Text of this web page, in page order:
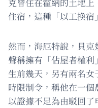
住宿，這種「以工換宿
然而，海厄特說，貝
聲稱擁有「佔屋者權
生前幾天，另有兩名
時限制令，稱他在一
以證據不足為由駁回了